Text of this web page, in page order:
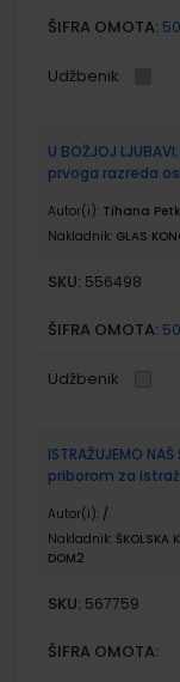
ŠIFRA OMOTA:
Udžbenik
U BOŽJOJ
prvoga razreda
Autor(i): Tihana
Nakladnik: GLAS
SKU: 556498
ŠIFRA OMOTA:
Udžbenik
ISTRAŽUJEMO
priborom za
Autor(i): /
Nakladnik: ŠKOLSKA
DOM2
SKU: 567759
ŠIFRA OMOTA: